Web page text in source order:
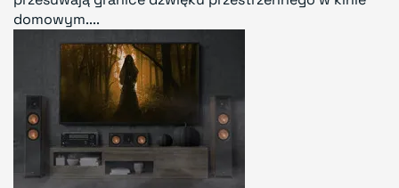
domowym....